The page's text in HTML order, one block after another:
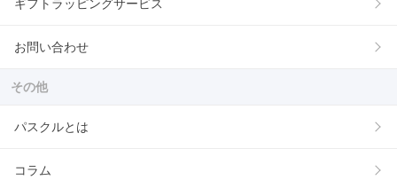
ギフトラッピングサービス
お問い合わせ
その他
パスクルとは
コラム